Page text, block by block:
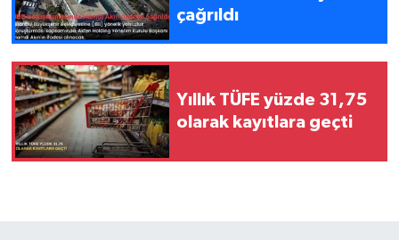
çağrıldı
Yıllık TÜFE yüzde 31,75
olarak kayıtlara geçti